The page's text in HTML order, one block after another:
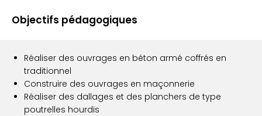
Objectifs pédagogiques
Réaliser des ouvrages en béton armé coffrés en
traditionnel
Construire des ouvrages en maçonnerie
Réaliser des dallages et des planchers de type
poutrelles hourdis